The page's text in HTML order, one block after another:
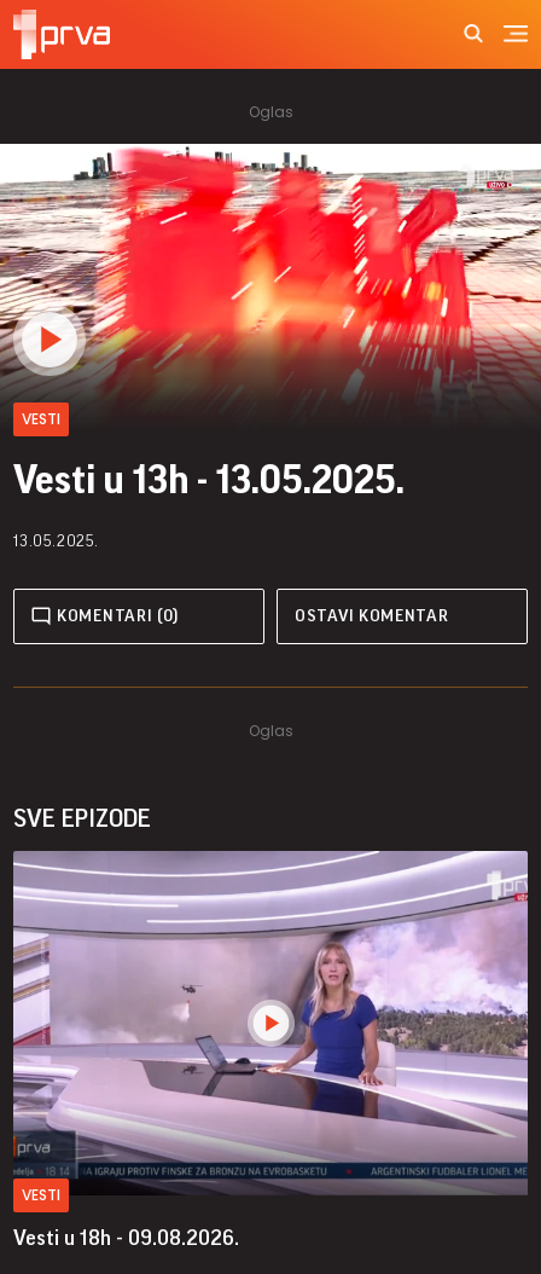
VESTI
Vesti u 13h - 13.05.2025.
13.05.2025.
KOMENTARI (0) OSTAVI KOMENTAR
SVE EPIZODE
VESTI
Vesti u 18h - 09.08.2026.